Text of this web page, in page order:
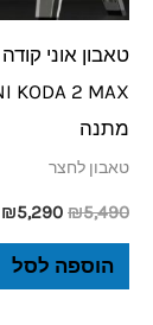
מתנה
טאבון לחצר
₪5,490
₪5,290
הוספה לסל